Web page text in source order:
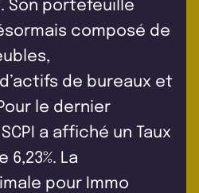
Son portefeuille
composé de
de bureaux et
le dernier
a affiché un Taux
La
pour Immo